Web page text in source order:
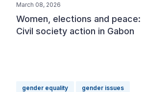
March 08, 2026
Women, elections and peace:
Civil society action in Gabon
gender equality gender issues